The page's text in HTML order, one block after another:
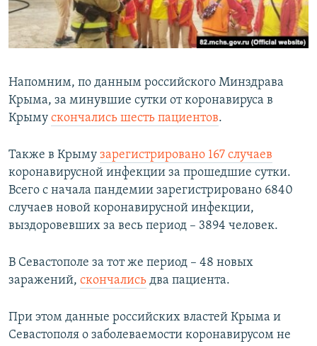
Напомним, по данным российского Минздрава
Крыма, за минувшие сутки от коронавируса в
Крыму скончались шесть пациентов.
Также в Крыму зарегистрировано 167 случаев
коронавирусной инфекции за прошедшие сутки.
Всего с начала пандемии зарегистрировано 6840
случаев новой коронавирусной инфекции,
выздоровевших за весь период – 3894 человек.
В Севастополе за тот же период – 48 новых
заражений, скончались два пациента.
При этом данные российских властей Крыма и
Севастополя о заболеваемости коронавирусом не